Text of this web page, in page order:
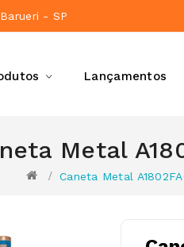
- SP
Lançamentos
Metal
Caneta Metal